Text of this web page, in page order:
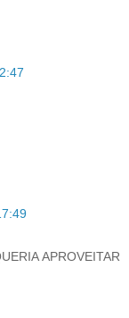
APROVEITAR